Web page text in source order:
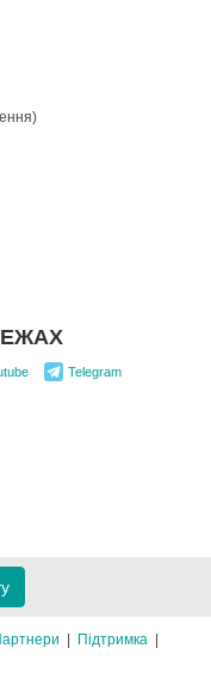
Telegram
Підтримка